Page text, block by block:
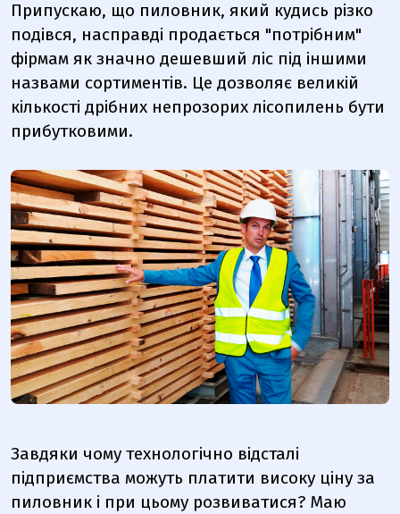
Припускаю, що пиловник, який кудись різко
подівся, насправді продається "потрібним"
фірмам як значно дешевший ліс під іншими
назвами сортиментів. Це дозволяє великій
кількості дрібних непрозорих лісопилень бути
прибутковими.
Завдяки чому технологічно відсталі
підприємства можуть платити високу ціну за
пиловник і при цьому розвиватися? Маю